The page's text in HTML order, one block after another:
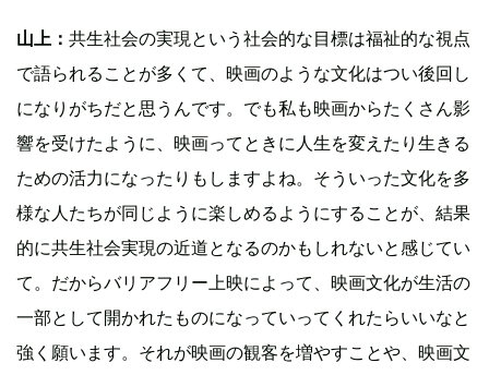
山上： 共生社会の実現という社会的な目標は福祉的な視点
で語られることが多くて、映画のような文化はつい後回し
になりがちだと思うんです。でも私も映画からたくさん影
響を受けたように、映画ってときに人生を変えたり生きる
ための活力になったりもしますよね。そういった文化を多
様な人たちが同じように楽しめるようにすることが、結果
的に共生社会実現の近道となるのかもしれないと感じてい
て。だからバリアフリー上映によって、映画文化が生活の
一部として開かれたものになっていってくれたらいいなと
強く願います。それが映画の観客を増やすことや、映画文